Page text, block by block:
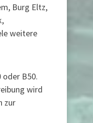
Burg Eltz,
weitere
oder B50.
wird
zur